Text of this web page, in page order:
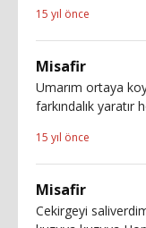
15 yıl önce
Misafir
Umarım ortaya
farkındalık yaratır
15 yıl önce
Misafir
Cekirgeyi